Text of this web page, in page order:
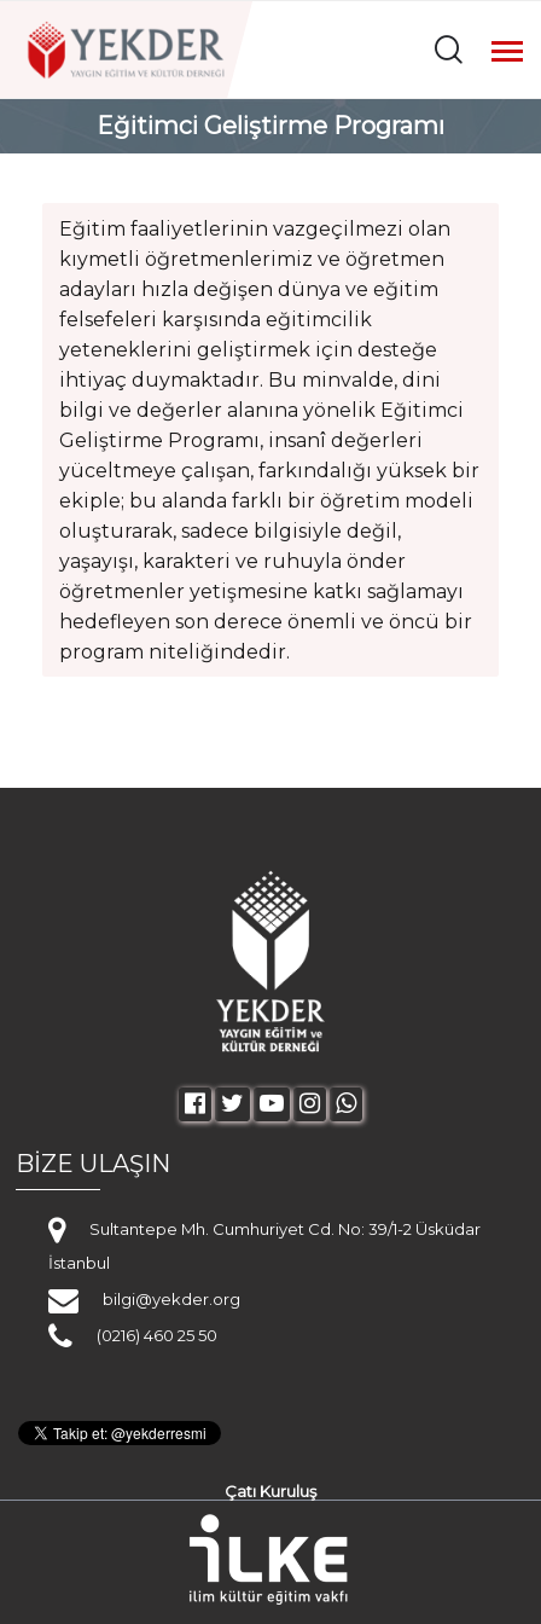
Eğitimci Geliştirme Programı
Eğitim faaliyetlerinin vazgeçilmezi olan
kıymetli öğretmenlerimiz ve öğretmen
adayları hızla değişen dünya ve eğitim
felsefeleri karşısında eğitimcilik
yeteneklerini geliştirmek için desteğe
ihtiyaç duymaktadır. Bu minvalde, dini
bilgi ve değerler alanına yönelik Eğitimci
Geliştirme Programı, insanî değerleri
yüceltmeye çalışan, farkındalığı yüksek bir
ekiple; bu alanda farklı bir öğretim modeli
oluşturarak, sadece bilgisiyle değil,
yaşayışı, karakteri ve ruhuyla önder
öğretmenler yetişmesine katkı sağlamayı
hedefleyen son derece önemli ve öncü bir
program niteliğindedir.
BİZE ULAŞIN
Sultantepe Mh. Cumhuriyet Cd. No: 39/1-2 Üsküdar
İstanbul
bilgi@yekder.org
(0216) 460 25 50
Çatı Kuruluş